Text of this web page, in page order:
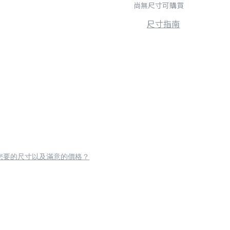
尚無尺寸可購買
尺寸指南
要的尺寸以及滿意的價格？